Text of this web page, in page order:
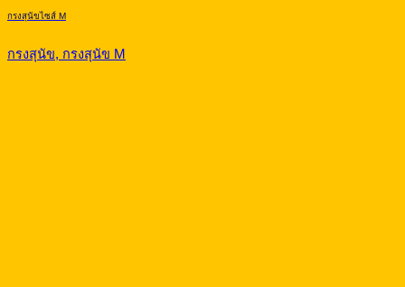
กรงสุนัขไซส์ M
กรงสุนัข, กรงสุนัข M